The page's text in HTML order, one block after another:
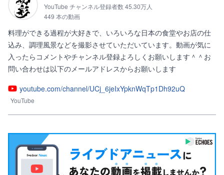
YouTube チャンネル登録者数 45.30万人
449 本の動画
料理ができる過程が大好きで、いろいろな日本の食堂やお店の仕
込み、調理風景などを撮影させていただいています。動画が気に
入ったらコメントやチャンネル登録よろしくお願いします＾＾お
問い合わせは以下のメールアドレスからお願いします
youtube.com/channel/UCj_6jeIxYpknWqTp1Dh92uQ
YouTube